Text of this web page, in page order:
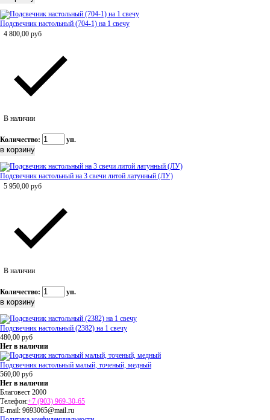
Подсвечник настольный (704-1) на 1 свечу
4 800,00 руб
В наличии
Количество: уп.
Подсвечник настольный на 3 свечи литой латунный (ЛУ)
5 950,00 руб
В наличии
Количество: уп.
Подсвечник настольный (2382) на 1 свечу
480,00 руб
Нет в наличии
Подсвечник настольный малый, точеный, медный
560,00 руб
Нет в наличии
Благовест 2000
Телефон:+7 (903) 969-30-65
E-mail: 9693065@mail.ru